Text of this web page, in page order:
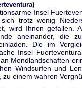
Insel
trotz wenig
wird Ihnen gefallen.
aneinander, die
Die im
Insel
Mondlandschaften
Windsurfen und
zu einem wahren